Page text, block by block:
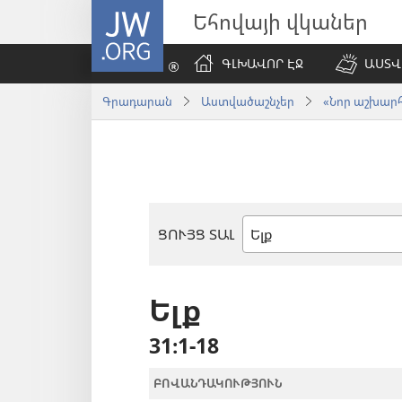
JW.ORG Եհովայի վկաներ
ԳԼԽԱՎՈՐ ԷՋ
Գրադարան Աստվածաշնչեր «Նոր
ՑՈՒՅՑ ՏԱԼ
Աստվածաշնչյան
Ելք
31։1-18
ԲՈՎԱՆԴԱԿՈՒԹՅՈՒՆ